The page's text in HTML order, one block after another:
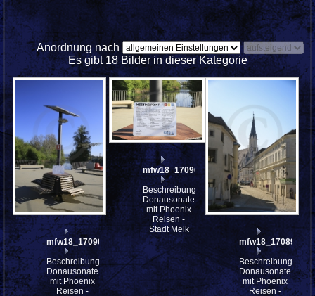
Anordnung nach
Es gibt 18 Bilder in dieser Kategorie
mfw18_170904
Beschreibung:
Donausonate
mit Phoenix
Reisen -
mfw18_170903
Beschreibung:
Donausonate
mit Phoenix
Reisen -
Stadt Melk
mfw18_170899
Beschreibung:
Donausonate
mit Phoenix
Reisen -